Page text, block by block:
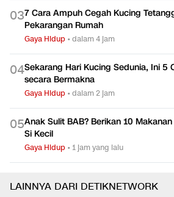
037 Cara Ampuh Cegah Kucing
Pekarangan Rumah
Gaya Hidup •dalam 4 jam
04Sekarang Hari Kucing Sedunia, Ini 5
secara Bermakna
Gaya Hidup •dalam 2 jam
05Anak Sulit BAB? Berikan 10
Si Kecil
Gaya Hidup •1 jam yang lalu
LAINNYA DARI DETIKNETWORK